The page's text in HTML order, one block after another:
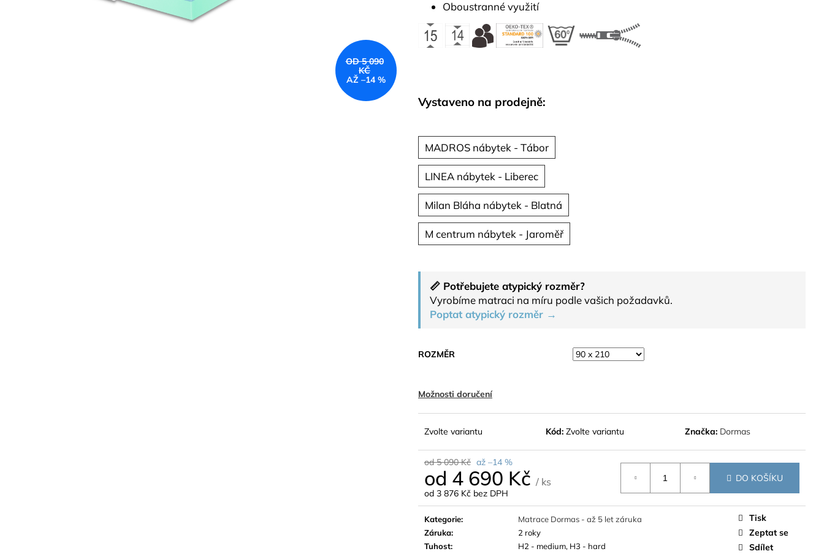
Oboustranné využití
Vystaveno na prodejně:
MADROS nábytek - Tábor
LINEA nábytek - Liberec
Milan Bláha nábytek - Blatná
M centrum nábytek - Jaroměř
📏 Potřebujete atypický rozměr?
Vyrobíme matraci na míru podle vašich požadavků.
Poptat atypický rozměr →
ROZMĚR
Možnosti doručení
Zvolte variantu Kód: Zvolte variantu Značka: Dormas
od 5 090 Kč až –14 %
od 4 690 Kč / ks
od 3 876 Kč bez DPH
Měrná
cena:
DO KOŠÍKU
Kategorie:
Matrace Dormas - až 5 let záruka
Záruka:
2 roky
Tuhost:
H2 - medium, H3 - hard
Tisk
Zeptat se
Sdílet
OD 5 090
KČ
AŽ –14 %